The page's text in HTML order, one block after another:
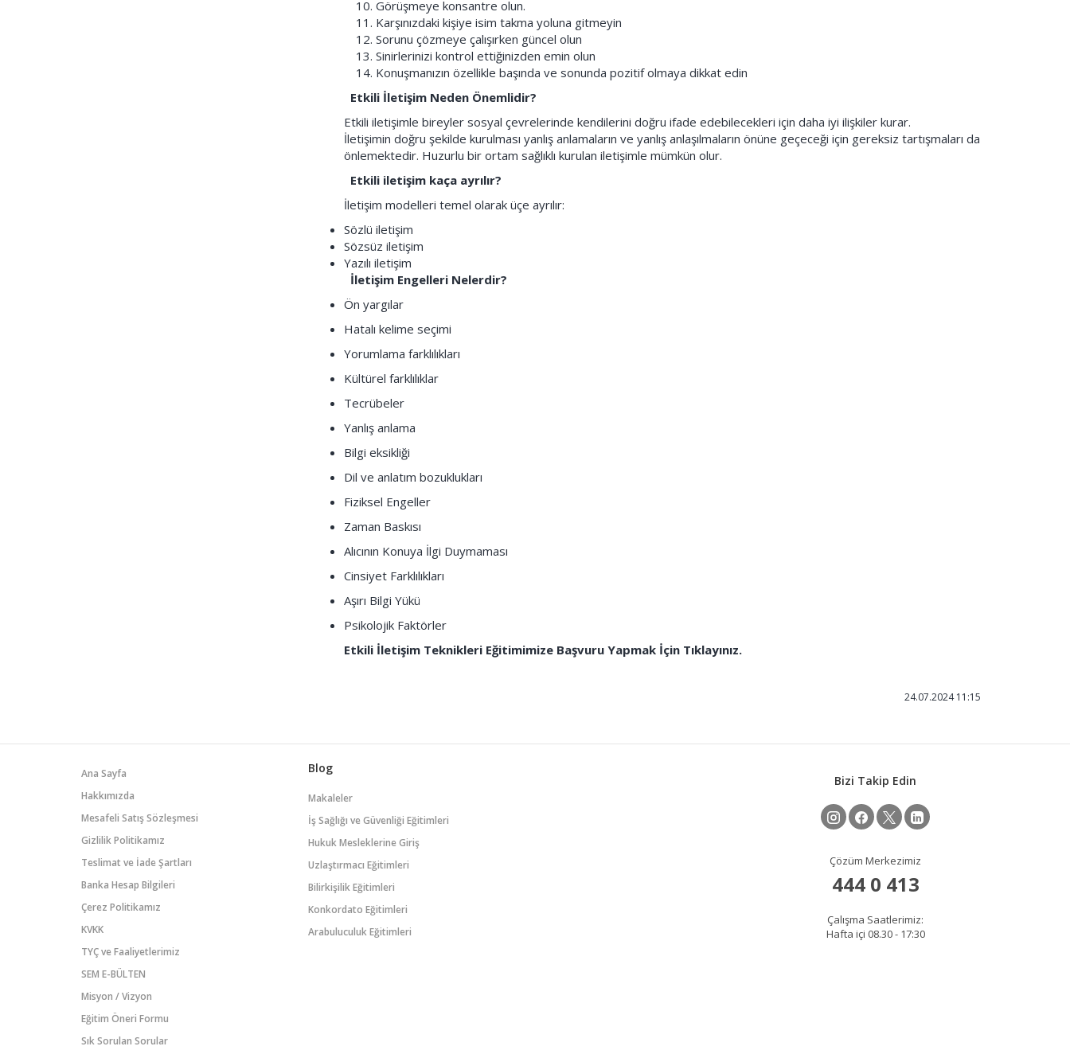
Görüşmeye konsantre olun.
Karşınızdaki kişiye isim takma yoluna gitmeyin
Sorunu çözmeye çalışırken güncel olun
Sinirlerinizi kontrol ettiğinizden emin olun
Konuşmanızın özellikle başında ve sonunda pozitif olmaya dikkat edin
Etkili İletişim Neden Önemlidir?
Etkili iletişimle bireyler sosyal çevrelerinde kendilerini doğru ifade edebilecekleri için daha iyi ilişkiler kurar.
İletişimin doğru şekilde kurulması yanlış anlamaların ve yanlış anlaşılmaların önüne geçeceği için gereksiz tartışmaları da
önlemektedir. Huzurlu bir ortam sağlıklı kurulan iletişimle mümkün olur.
Etkili iletişim kaça ayrılır?
İletişim modelleri temel olarak üçe ayrılır:
Sözlü iletişim
Sözsüz iletişim
Yazılı iletişim
İletişim Engelleri Nelerdir?
Ön yargılar
Hatalı kelime seçimi
Yorumlama farklılıkları
Kültürel farklılıklar
Tecrübeler
Yanlış anlama
Bilgi eksikliği
Dil ve anlatım bozuklukları
Fiziksel Engeller
Zaman Baskısı
Alıcının Konuya İlgi Duymaması
Cinsiyet Farklılıkları
Aşırı Bilgi Yükü
Psikolojik Faktörler
Etkili İletişim Teknikleri Eğitimimize Başvuru Yapmak İçin Tıklayınız.
24.07.2024 11:15
Ana Sayfa
Hakkımızda
Mesafeli Satış Sözleşmesi
Gizlilik Politikamız
Teslimat ve İade Şartları
Banka Hesap Bilgileri
Çerez Politikamız
KVKK
TYÇ ve Faaliyetlerimiz
SEM E-BÜLTEN
Misyon / Vizyon
Eğitim Öneri Formu
Sık Sorulan Sorular
Blog
Makaleler
İş Sağlığı ve Güvenliği Eğitimleri
Hukuk Mesleklerine Giriş
Uzlaştırmacı Eğitimleri
Bilirkişilik Eğitimleri
Konkordato Eğitimleri
Arabuluculuk Eğitimleri
Bizi Takip Edin
Çözüm Merkezimiz
444 0 413
Çalışma Saatlerimiz:
Hafta içi 08.30 - 17:30